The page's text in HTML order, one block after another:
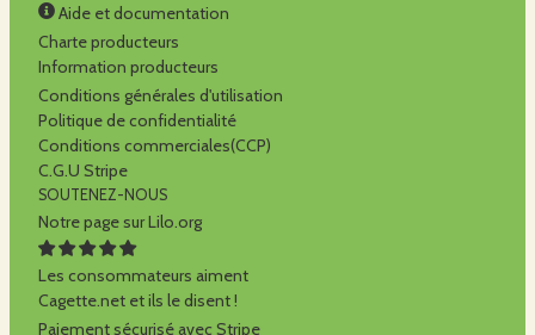
Aide et documentation
Charte producteurs
Information producteurs
Conditions générales d'utilisation
Politique de confidentialité
Conditions commerciales(CCP)
C.G.U Stripe
SOUTENEZ-NOUS
Notre page sur Lilo.org
Les consommateurs aiment
Cagette.net et ils le disent !
Paiement sécurisé avec Stripe